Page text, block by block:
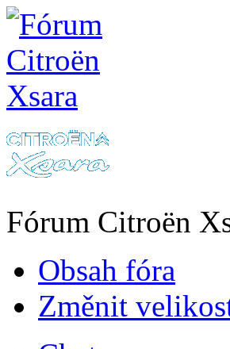
Fórum Citroën
Obsah fóra
Změnit